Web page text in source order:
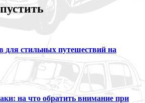
для стильных путешествий на
на что обратить внимание при